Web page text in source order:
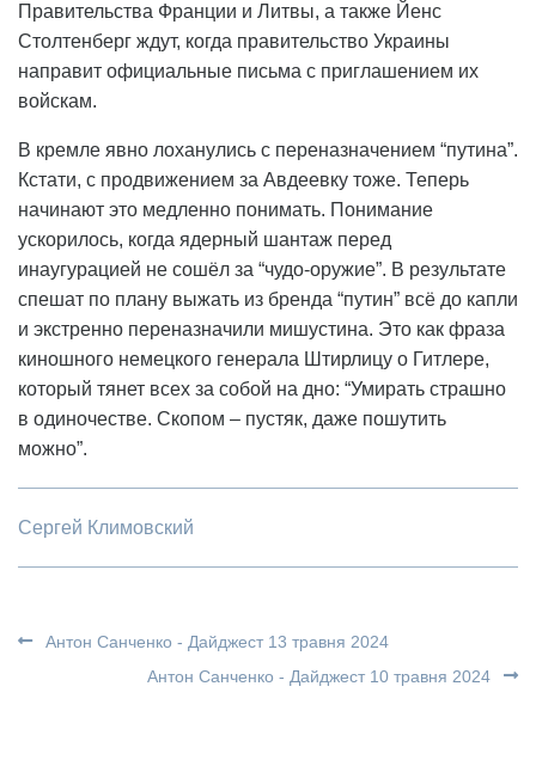
Правительства Франции и Литвы, а также Йенс
Столтенберг ждут, когда правительство Украины
направит официальные письма с приглашением их
войскам.
В кремле явно лоханулись с переназначением “путина”.
Кстати, с продвижением за Авдеевку тоже. Теперь
начинают это медленно понимать. Понимание
ускорилось, когда ядерный шантаж перед
инаугурацией не сошёл за “чудо-оружие”. В результате
спешат по плану выжать из бренда “путин” всё до капли
и экстренно переназначили мишустина. Это как фраза
киношного немецкого генерала Штирлицу о Гитлере,
который тянет всех за собой на дно: “Умирать страшно
в одиночестве. Скопом – пустяк, даже пошутить
можно”.
Сергей Климовский
Антон Санченко - Дайджест 13 травня 2024
Антон Санченко - Дайджест 10 травня 2024